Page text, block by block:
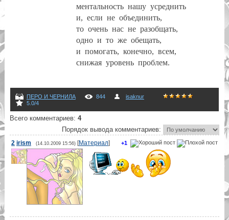
ментальность нашу усреднить
и, если не объединить,
то очень нас не разобщать,
одно и то же обещать,
и помогать, конечно, всем,
снижая уровень проблем.
ПЕРО И ЧЕРНИЛА 844
isaknur
5.0/4
Всего комментариев: 4
Порядок вывода комментариев:
+1
2 irism (14.10.2009 15:56)[Материал]